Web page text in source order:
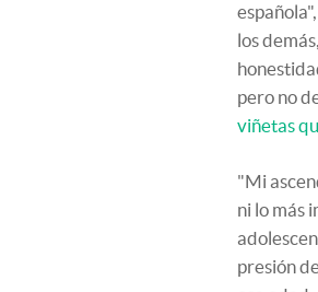
los
pero no
viñetas
"Mi
ni lo más
presión